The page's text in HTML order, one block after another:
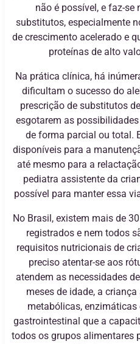
não é possível, e faz-
substitutos, especialmente
de crescimento acelerado e
proteínas de alto
Na prática clínica, há
dificultam o sucesso do
prescrição de substitutos
esgotarem as
de forma parcial ou total.
disponíveis para a
até mesmo para a
pediatra assistente da
possível para manter essa
No Brasil, existem mais de
registrados e nem todos
requisitos nutricionais de
preciso atentar-se aos
atendem as necessidades
meses de idade, a
metabólicas,
gastrointestinal que a
todos os grupos alimentares